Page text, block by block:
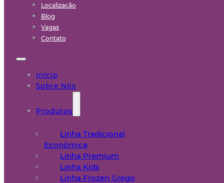
Localização
Blog
Vagas
Contato
Início
Sobre Nós
Produtos
Linha Tradicional
Econômica
Linha Premium
Linha Kids
Linha Frozen Grego